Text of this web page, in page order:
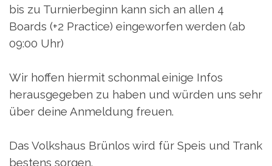
bis zu Turnierbeginn kann sich an allen 4
Boards (+2 Practice) eingeworfen werden (ab
09:00 Uhr)
Wir hoffen hiermit schonmal einige Infos
herausgegeben zu haben und würden uns sehr
über deine Anmeldung freuen.
Das Volkshaus Brünlos wird für Speis und Trank
bestens sorgen.